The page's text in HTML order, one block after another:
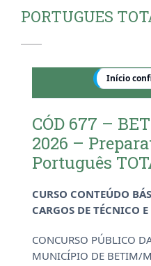
PORTUGUES
Início
CÓD 677 –
2026 –
Português
CURSO CONTEÚDO
CARGOS DE TÉCNICO
CONCURSO PÚBLICO
MUNICÍPIO DE BETIM/